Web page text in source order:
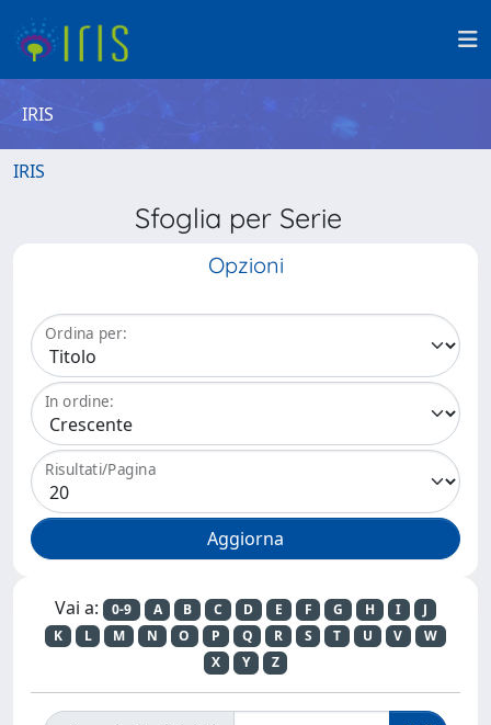
IRIS
IRIS
Sfoglia per Serie
Opzioni
Ordina per:
In ordine:
Risultati/Pagina
Vai a: 0-9 A B C D E F G H I
J
K
L M N O P Q R S T U V
W
X
Y Z